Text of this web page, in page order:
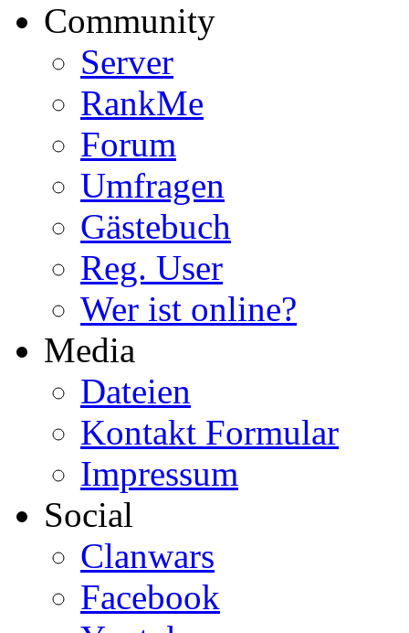
Community
Server
RankMe
Forum
Umfragen
Gästebuch
Reg. User
Wer ist online?
Media
Dateien
Kontakt Formular
Impressum
Social
Clanwars
Facebook